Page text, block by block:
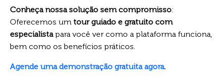
Conheça nossa solução sem compromisso:
Oferecemos um tour guiado e gratuito com
especialistapara você ver como a plataforma funciona,
bem como os benefícios práticos.
Agende uma demonstração gratuita agora.